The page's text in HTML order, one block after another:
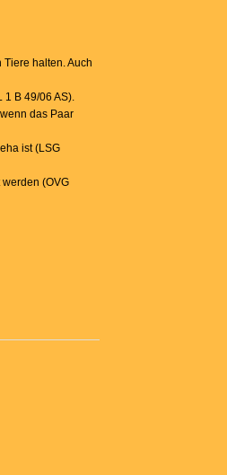
halten. Auch
1 B 49/06 AS).
das Paar
ist (LSG
(OVG